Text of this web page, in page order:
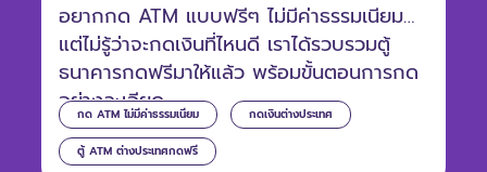
กด ATM ไม่มีค่าธรรมเนียม กดเงินต่างประเทศ
ตู้ ATM ต่างประเทศกดฟรี
อยากกด ATM แบบฟรีๆ ไม่มีค่าธรรมเนียม
แต่ไม่รู้ว่าจะกดเงินที่ไหนดี เราได้รวบรวมตู้
ธนาคารกดฟรีมาให้แล้ว พร้อมขั้นตอนการกด
อย่างละเอียด